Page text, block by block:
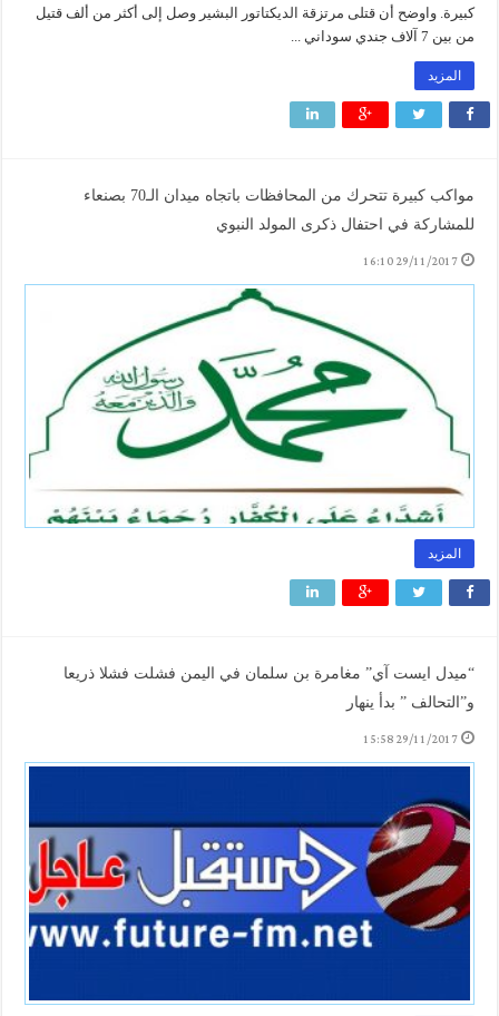
كبيرة. واوضح أن قتلى مرتزقة الديكتاتور البشير وصل إلى أكثر من ألف قتيل
من بين 7 آلاف جندي سوداني ...
المزيد
مواكب كبيرة تتحرك من المحافظات باتجاه ميدان الـ70 بصنعاء
للمشاركة في احتفال ذكرى المولد النبوي
29/11/2017 16:10
المزيد
“ميدل ايست آي” مغامرة بن سلمان في اليمن فشلت فشلا ذريعا
و”التحالف ” بدأ ينهار
29/11/2017 15:58